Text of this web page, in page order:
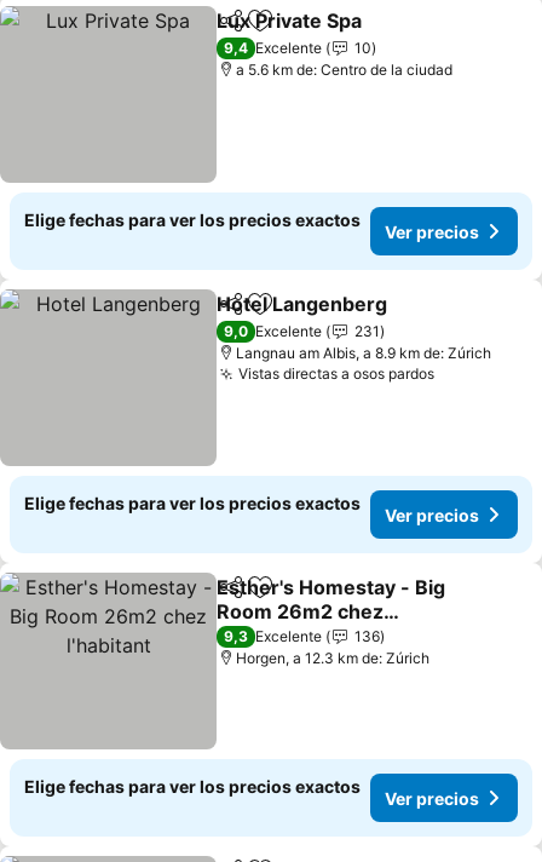
CompartirAgregar a favoritos
Lux Private Spa
9,4 Excelente
10
a 5.6 km de: Centro de la ciudad
Elige fechas para ver los precios exactos
Ver precios
CompartirAgregar a favoritos
Hotel Langenberg
9,0 Excelente
231
Langnau am Albis, a 8.9 km de: Zúrich
Vistas directas a osos pardos
Elige fechas para ver los precios exactos
Ver precios
CompartirAgregar a favoritos
Esther's Homestay - Big
Room 26m2 chez
l'habitant
9,3 Excelente
136
Horgen, a 12.3 km de: Zúrich
Elige fechas para ver los precios exactos
Ver precios